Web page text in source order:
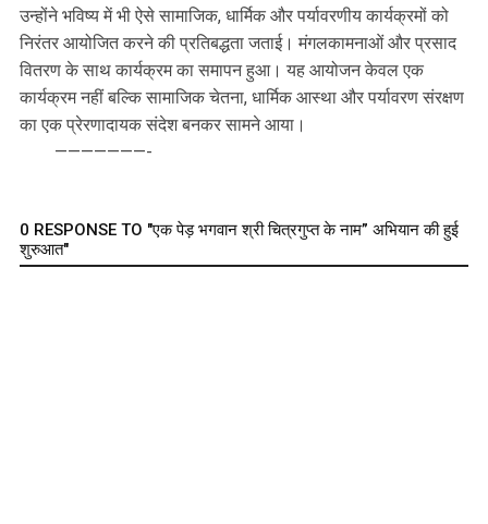
उन्होंने भविष्य में भी ऐसे सामाजिक, धार्मिक और पर्यावरणीय कार्यक्रमों को
निरंतर आयोजित करने की प्रतिबद्धता जताई। मंगलकामनाओं और प्रसाद
वितरण के साथ कार्यक्रम का समापन हुआ। यह आयोजन केवल एक
कार्यक्रम नहीं बल्कि सामाजिक चेतना, धार्मिक आस्था और पर्यावरण संरक्षण
का एक प्रेरणादायक संदेश बनकर सामने आया।
———————-
0 RESPONSE TO "एक पेड़ भगवान श्री चित्रगुप्त के नाम” अभियान की हुई
शुरुआत"